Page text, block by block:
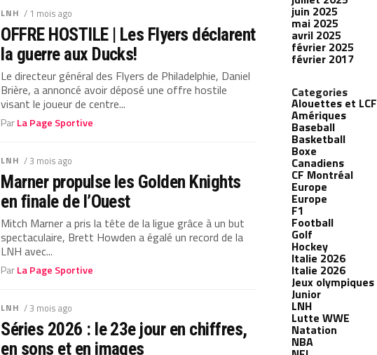
LNH / 1 mois ago
OFFRE HOSTILE | Les Flyers déclarent
la guerre aux Ducks!
Le directeur général des Flyers de Philadelphie, Daniel
Brière, a annoncé avoir déposé une offre hostile
visant le joueur de centre...
ParLa Page Sportive
LNH / 3 mois ago
Marner propulse les Golden Knights
en finale de l’Ouest
Mitch Marner a pris la tête de la ligue grâce à un but
spectaculaire, Brett Howden a égalé un record de la
LNH avec...
ParLa Page Sportive
LNH / 3 mois ago
Séries 2026 : le 23e jour en chiffres,
en sons et en images
juin 2025
mai 2025
avril 2025
février 2025
février 2017
Categories
Alouettes et LCF
Amériques
Baseball
Basketball
Boxe
Canadiens
CF Montréal
Europe
Europe
F1
Football
Golf
Hockey
Italie 2026
Italie 2026
Jeux olympiques
Junior
LNH
Lutte WWE
Natation
NBA